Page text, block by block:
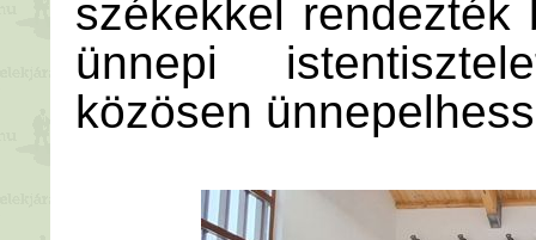
székekkel
ünnepi
közösen